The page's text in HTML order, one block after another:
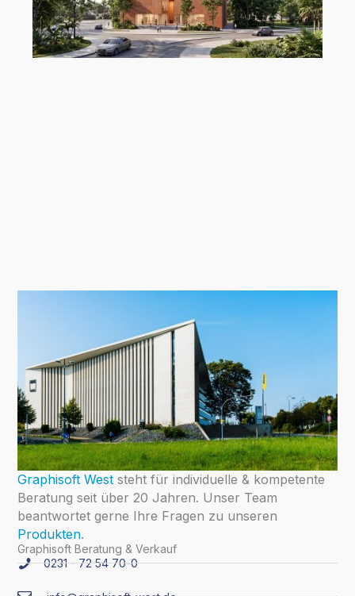
Graphisoft Weststeht für individuelle & kompetente
Beratung seit über 20 Jahren. Unser Team
beantwortet gerne Ihre Fragen zu unseren
Produkten.
Graphisoft Beratung & Verkauf
0231 - 72 54 70-0